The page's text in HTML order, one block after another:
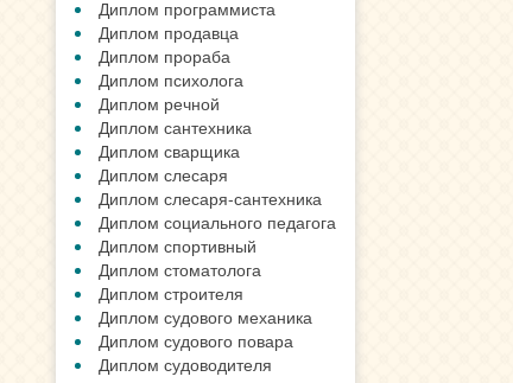
Диплом программиста
Диплом продавца
Диплом прораба
Диплом психолога
Диплом речной
Диплом сантехника
Диплом сварщика
Диплом слесаря
Диплом слесаря-сантехника
Диплом социального педагога
Диплом спортивный
Диплом стоматолога
Диплом строителя
Диплом судового механика
Диплом судового повара
Диплом судоводителя